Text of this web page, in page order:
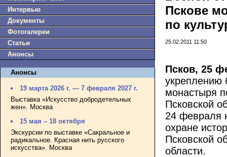
Интервью
Документы
Фотогалереи
Статьи
Анонсы
Анонсы
19 марта 2026 г. — 7 февраля 2027 г.
Выставка «Искусство добродетельных
жен». Москва
15 мая – 18 октября
Экскурсии по выставке «Сакральное и
радикальное. Красная нить русского
искусства». Москва
Пскове
по
25.02.2011 11:50
Псков, 25
укреплению
монастыря
Псковской
24 февраля
охране
Псковской
области.